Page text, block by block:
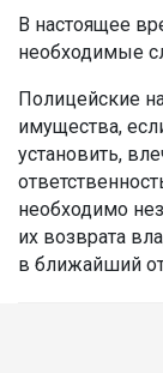
В настоящее
необходимые
Полицейские
имущества,
установить,
необходимо
их возврата
в ближайший